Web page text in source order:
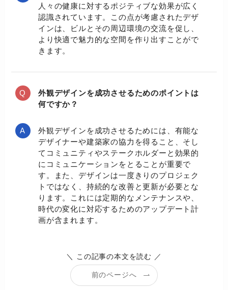
人々の健康に対するポジティブな効果が広く
認識されています。この点が考慮されたデザ
インは、ビルとその周辺環境の交流を促し、
より快適で魅力的な空間を作り出すことがで
きます。
外観デザインを成功させるためのポイントは
何ですか？
外観デザインを成功させるためには、有能な
デザイナーや建築家の協力を得ること、そし
てコミュニティやステークホルダーと効果的
にコミュニケーションをとることが重要で
す。また、デザインは一度きりのプロジェク
トではなく、持続的な改善と更新が必要とな
ります。これには定期的なメンテナンスや、
時代の変化に対応するためのアップデート計
画が含まれます。
＼ この記事の本文を読む ／
前のページへ